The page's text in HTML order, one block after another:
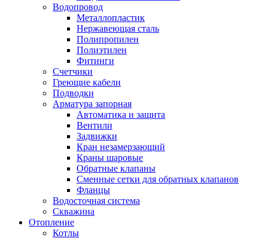
Водопровод
Металлопластик
Нержавеющая сталь
Полипропилен
Полиэтилен
Фитинги
Счетчики
Греющие кабели
Подводки
Арматура запорная
Автоматика и защита
Вентили
Задвижки
Кран незамерзающий
Краны шаровые
Обратные клапаны
Сменные сетки для обратных клапанов
Фланцы
Водосточная система
Скважина
Отопление
Котлы